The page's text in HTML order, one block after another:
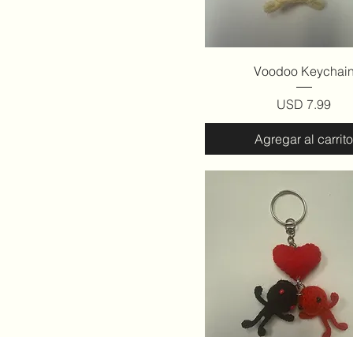
Vista rápida
Voodoo Keychain
Precio
USD 7.99
Agregar al carrito